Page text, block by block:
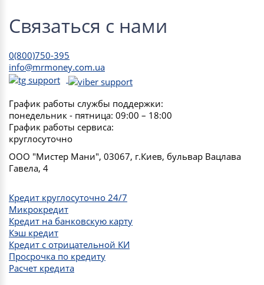
Связаться с нами
0(800)750-395
info@mrmoney.com.ua
График работы службы поддержки:
понедельник - пятница: 09:00 – 18:00
График работы сервиса:
круглосуточно
ООО "Мистер Мани", 03067, г.Киев, бульвар Вацлава
Гавела, 4
Кредит круглосуточно 24/7
Микрокредит
Кредит на банковскую карту
Кэш кредит
Кредит с отрицательной КИ
Просрочка по кредиту
Расчет кредита